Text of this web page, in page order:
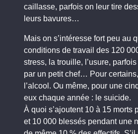
caillasse, parfois on leur tire
leurs bavures…
Mais on s’intéresse fort peu au
conditions de travail des 120
stress, la trouille, l’usure,
par un petit chef… Pour
l’alcool. Ou même, pour une
eux chaque année : le suicide.
À quoi s’ajoutent 10 à 15 morts
et 10 000 blessés pendant une